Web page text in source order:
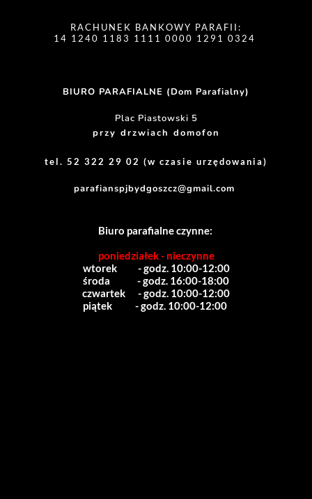
RACHUNEK BANKOWY PARAFII:
14 1240 1183 1111 0000 1291 0324
BIURO PARAFIALNE (Dom Parafialny)
Plac Piastowski 5
przy drzwiach domofon
tel. 52 322 29 02 (w czasie urzędowania)
parafianspjbydgoszcz@gmail.com
Biuro parafialne czynne:
poniedziałek - nieczynne
wtorek          - godz. 10:00-12:00
środa             - godz. 16:00-18:00
czwartek      - godz. 10:00-12:00
piątek           - godz. 10:00-12:00